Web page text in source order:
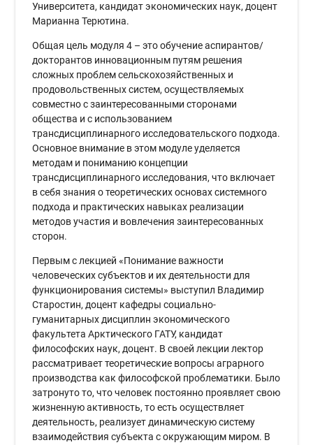
Университета, кандидат экономических наук, доцент
Марианна Терютина.
Общая цель модуля 4 – это обучение аспирантов/
докторантов инновационным путям решения
сложных проблем сельскохозяйственных и
продовольственных систем, осуществляемых
совместно с заинтересованными сторонами
общества и с использованием
трансдисциплинарного исследовательского подхода.
Основное внимание в этом модуле уделяется
методам и пониманию концепции
трансдисциплинарного исследования, что включает
в себя знания о теоретических основах системного
подхода и практических навыках реализации
методов участия и вовлечения заинтересованных
сторон.
Первым с лекцией «Понимание важности
человеческих субъектов и их деятельности для
функционирования системы» выступил Владимир
Старостин, доцент кафедры социально-
гуманитарных дисциплин экономического
факультета Арктического ГАТУ, кандидат
философских наук, доцент. В своей лекции лектор
рассматривает теоретические вопросы аграрного
производства как философской проблематики. Было
затронуто то, что человек постоянно проявляет свою
жизненную активность, то есть осуществляет
деятельность, реализует динамическую систему
взаимодействия субъекта с окружающим миром. В